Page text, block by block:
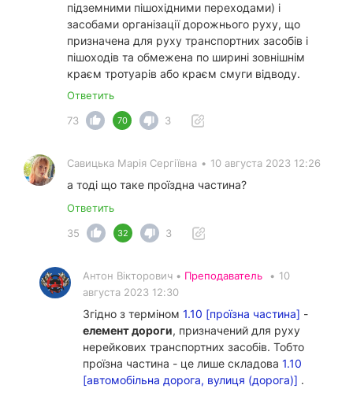
підземними пішохідними переходами) і
засобами організації дорожнього руху, що
призначена для руху транспортних засобів і
пішоходів та обмежена по ширині зовнішнім
краєм тротуарів або краєм смуги відводу.
Ответить
73
70 3
Савицька Марія Сергіївна • 10 августа 2023 12:26
а тоді що таке проїздна частина?
Ответить
35
32 3
Антон Вікторович • Преподаватель • 10
августа 2023 12:30
Згідно з терміном 1.10 [проїзна частина] -
елемент дороги, призначений для руху
нерейкових транспортних засобів. Тобто
проїзна частина - це лише складова 1.10
[автомобільна дорога, вулиця (дорога)] .